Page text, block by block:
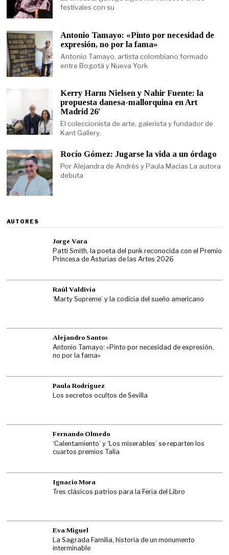
festivales con su
Antonio Tamayo: «Pinto por necesidad de
expresión, no por la fama»
Antonio Tamayo, artista colombiano formado
entre Bogotá y Nueva York
Kerry Harm Nielsen y Nahir Fuente: la
propuesta danesa-mallorquina en Art
Madrid 26′
El coleccionista de arte, galerista y fundador de
Kant Gallery,
Rocío Gómez: Jugarse la vida a un órdago
Por Alejandra de Andrés y Paula Macías La autora
debuta
AUTORES
Jorge Vara
Patti Smith, la poeta del punk reconocida con el Premio
Princesa de Asturias de las Artes 2026
Raúl Valdivia
‘Marty Supreme’ y la codicia del sueño americano
Alejandro Santos
Antonio Tamayo: «Pinto por necesidad de expresión,
no por la fama»
Paula Rodríguez
Los secretos ocultos de Sevilla
Fernando Olmedo
‘Calentamiento’ y ‘Los miserables’ se reparten los
cuartos premios Talía
Ignacio Mora
Tres clásicos patrios para la Feria del Libro
Eva Miguel
La Sagrada Familia, historia de un monumento
interminable